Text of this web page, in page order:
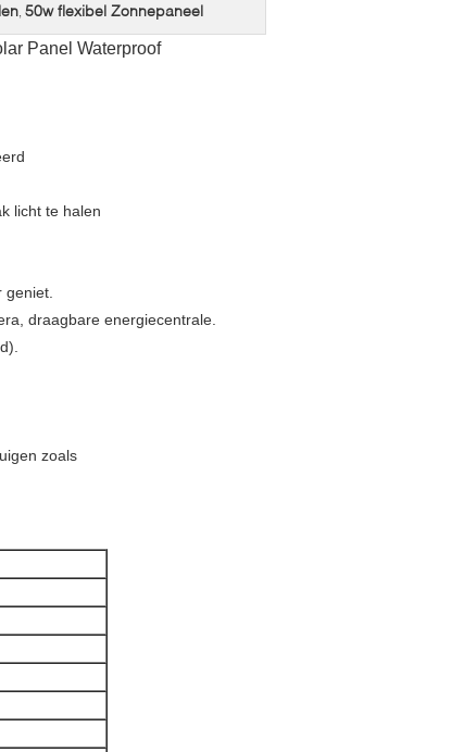
, 50w flexibel Zonnepaneel
Panel Waterproof
licht te halen
draagbare energiecentrale.
zoals